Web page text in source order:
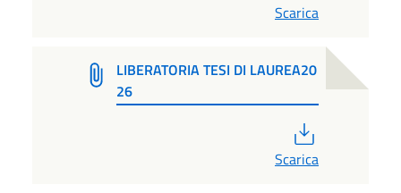
Scarica
LIBERATORIA TESI DI LAUREA20
26
Scarica